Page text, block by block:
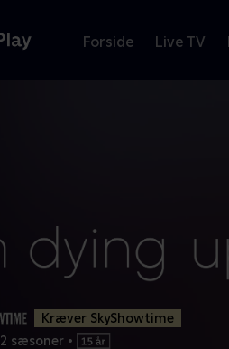
Forside Live TV
Kræver SkyShowtime
2 sæsoner •